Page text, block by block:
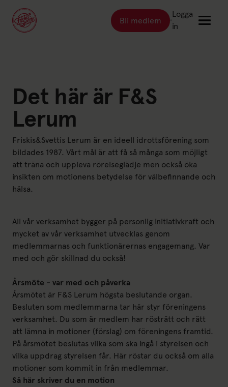
Länk till: Bli medlem
Bli medlem
Logga
in
Länk till: Träningsställen
Träningsställen
Länk till: Priser
Priser
Länk till: Event & kurser
Event & kurser
Länk till: Inspiration
Inspiration
Länk till: Schema
Friskis Sverige
Det här är F&S
Lerum
Friskis&Svettis Lerum är en ideell idrottsförening som
bildades 1987. Vårt mål är att få så många som möjligt
att träna och uppleva rörelseglädje men också öka
insikten om motionens betydelse för välbefinnande och
hälsa.
All vår verksamhet bygger på personlig initiativkraft och
mycket av vår verksamhet utvecklas genom
medlemmarnas och funktionärernas engagemang. Var
med och gör skillnad du också!
Årsmöte - var med och påverka
Årsmötet är F&S Lerum högsta beslutande organ.
Besluten som medlemmarna tar här styr föreningens
verksamhet. Du som är medlem har rösträtt och rätt
att lämna in motioner (förslag) om föreningens framtid.
På årsmötet beslutas vilka som ska ingå i styrelsen och
vilka uppdrag styrelsen får. Här röstar du också om alla
motioner som kommit in från medlemmar.
Så här skriver du en motion